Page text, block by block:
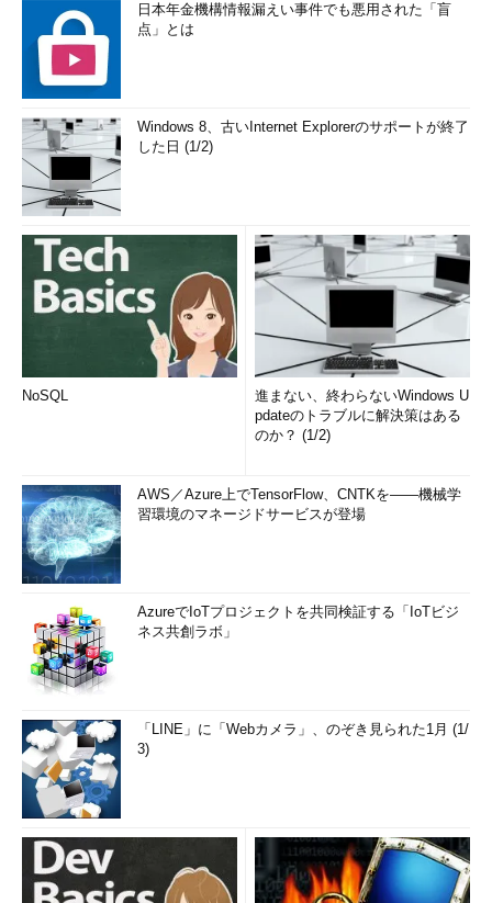
日本年金機構情報漏えい事件でも悪用された「盲
点」とは
Windows 8、古いInternet Explorerのサポートが終了
した日 (1/2)
NoSQL
進まない、終わらないWindows U
pdateのトラブルに解決策はある
のか？ (1/2)
AWS／Azure上でTensorFlow、CNTKを――機械学
習環境のマネージドサービスが登場
AzureでIoTプロジェクトを共同検証する「IoTビジ
ネス共創ラボ」
「LINE」に「Webカメラ」、のぞき見られた1月 (1/
3)